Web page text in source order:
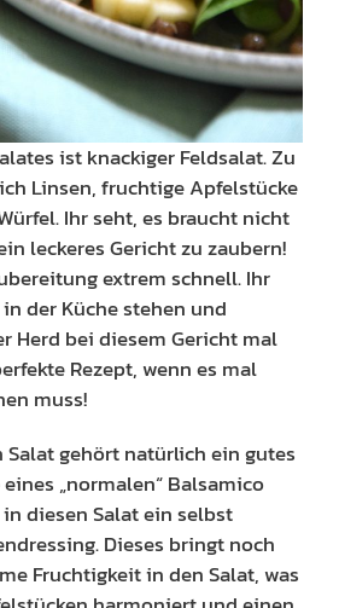
ist knackiger Feldsalat. Zu
Linsen, fruchtige Apfelstücke
Ihr seht, es braucht nicht
leckeres Gericht zu zaubern!
extrem schnell. Ihr
der Küche stehen und
Herd bei diesem Gericht mal
Rezept, wenn es mal
muss!
Salat gehört natürlich ein gutes
„normalen“ Balsamico
diesen Salat ein selbst
Dieses bringt noch
Fruchtigkeit in den Salat, was